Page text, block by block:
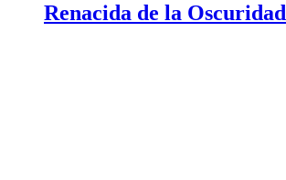
Renacida de la Oscuridad